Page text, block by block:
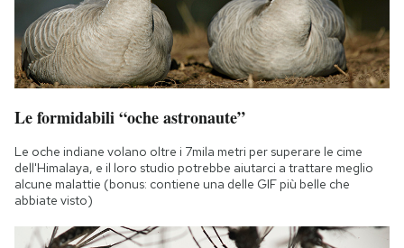
Le formidabili “oche astronaute”
Le oche indiane volano oltre i 7mila metri per superare le cime
dell'Himalaya, e il loro studio potrebbe aiutarci a trattare meglio
alcune malattie (bonus: contiene una delle GIF più belle che
abbiate visto)